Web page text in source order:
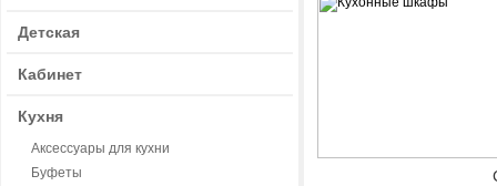
Детская
Кабинет
Кухня
Аксессуары для кухни
Буфеты